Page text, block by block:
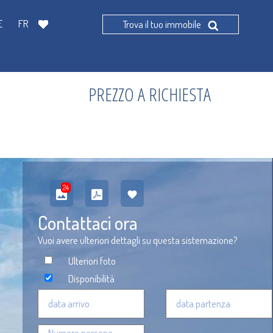
PREZZO A RICHIESTA
24
Contattaci ora
Vuoi avere ulteriori dettagli su questa sistemazione?
Ulteriori foto
Disponibilità
FR Trova il tuo immobile